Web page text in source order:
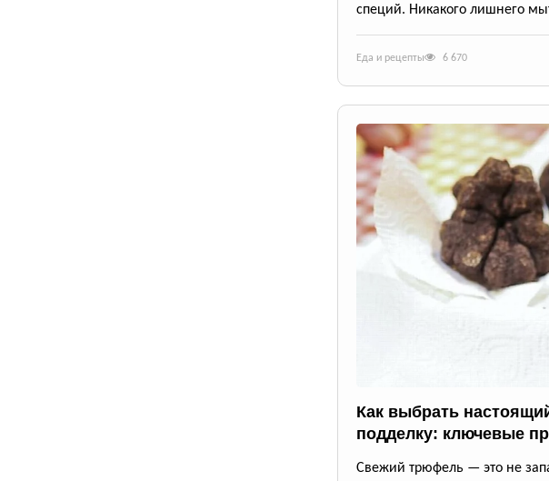
специй. Никакого лишнего
Еда и рецепты 6 670
Как выбрать
подделку: ключевые
Свежий трюфель — это не